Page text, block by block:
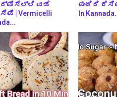
ವಡೆ
| Vermicelli
ಪಂಜಿರಿ ರೆಸಿಪಿ
In